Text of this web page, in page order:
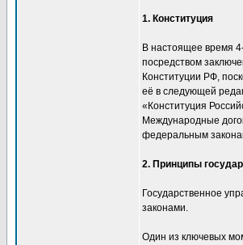
1. Конституция
В настоящее время
посредством
Конституции РФ,
её в следующей
«Конституция
Международные
федеральным
2. Принципы
Государственное
законами.
Один из ключевых